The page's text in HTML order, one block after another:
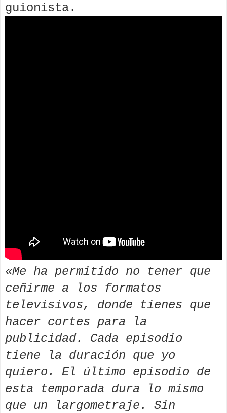
guionista.
«Me ha permitido no tener que
ceñirme a los formatos
televisivos, donde tienes que
hacer cortes para la
publicidad. Cada episodio
tiene la duración que yo
quiero. El último episodio de
esta temporada dura lo mismo
que un largometraje. Sin